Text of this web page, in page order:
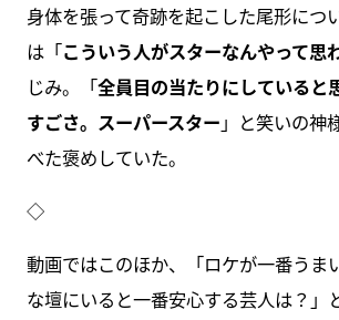
身体を張って奇跡を起こした尾形につ
は「こういう人がスターなんやって思
じみ。「全員目の当たりにしていると
すごさ。スーパースター 」と笑いの神
べた褒めしていた。
◇
動画ではこのほか、「ロケが一番うま
な壇にいると一番安心する芸人は？」